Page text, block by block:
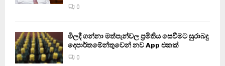
0
මිලදී ගන්නා මත්පැන්වල ප්‍රමිතිය සෙවීමට සුරාබදු
දෙපාර්තමේන්තුවෙන් නව App එකක්
0